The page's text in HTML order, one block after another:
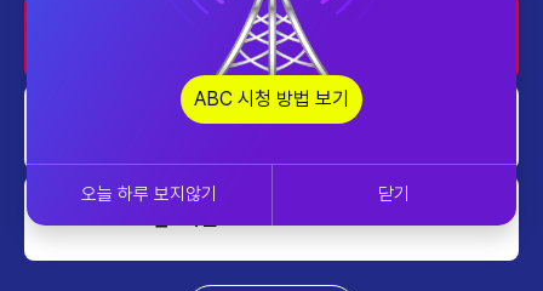
업&다운
ABC 시청 방법 보기
오늘 하루 보지않기 닫기